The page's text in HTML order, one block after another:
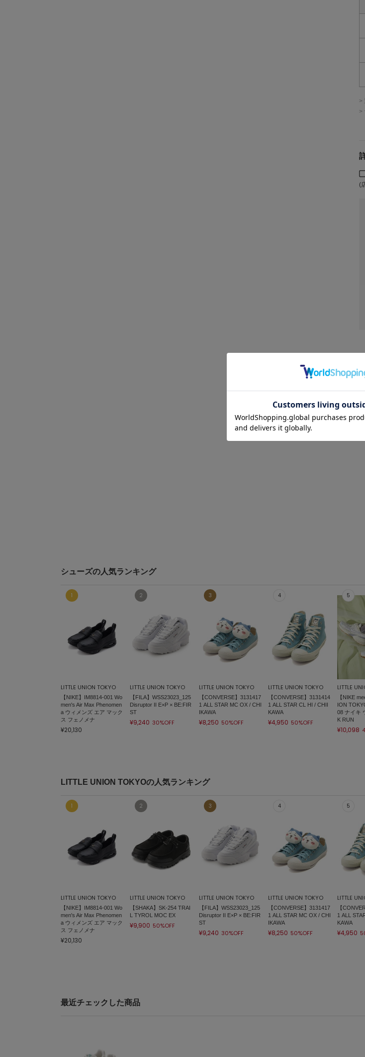
>
>
(
シューズの人気ランキング
LITTLE UNION TOKYO
【NIKE】IM8814-001 Wo
men's Air Max Phenomen
a ウィメンズ エア マック
ス フェノメナ
¥20,130
LITTLE UNION TOKYO
【FILA】WSS23023_125
Disruptor II E×P × BE:FIR
ST
¥9,240 30%OFF
LITTLE UNION TOKYO
【CONVERSE】3131417
1 ALL STAR MC OX / CHI
IKAWA
¥8,250 50%OFF
LITTLE UNION TOKYO
【CONVERSE】3131414
1 ALL STAR CL HI / CHII
KAWA
¥4,950 50%OFF
LITTLE
【NIKE
ION
08 ナイキ
K RUN
¥10,098
LITTLE UNION TOKYOの人気ランキング
LITTLE UNION TOKYO
【NIKE】IM8814-001 Wo
men's Air Max Phenomen
a ウィメンズ エア マック
ス フェノメナ
¥20,130
LITTLE UNION TOKYO
【SHAKA】SK-254 TRAI
L TYROL MOC EX
¥9,900 50%OFF
LITTLE UNION TOKYO
【FILA】WSS23023_125
Disruptor II E×P × BE:FIR
ST
¥9,240 30%OFF
LITTLE UNION TOKYO
【CONVERSE】3131417
1 ALL STAR MC OX / CHI
IKAWA
¥8,250 50%OFF
LITTLE
【
1 ALL
KAWA
¥4,950
最近チェックした商品